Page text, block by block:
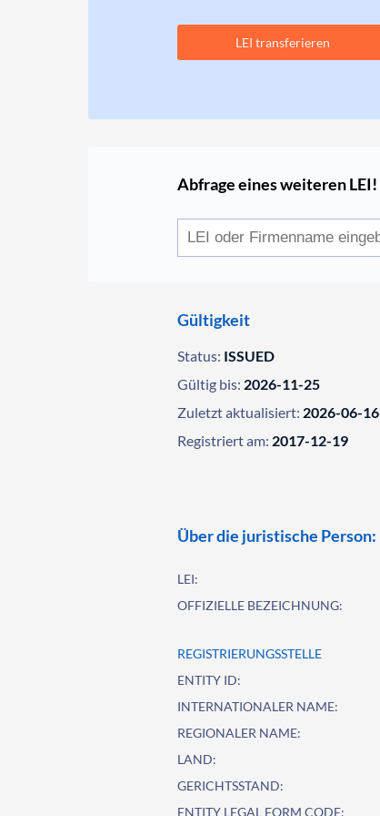
LEI transferieren
Abfrage eines weiteren LEI!
Gültigkeit
Status: ISSUED
Gültig bis: 2026-11-25
Zuletzt aktualisiert: 2026-06-16
Registriert am: 2017-12-19
Über die juristische Person:
LEI:
OFFIZIELLE BEZEICHNUNG:
REGISTRIERUNGSSTELLE
ENTITY ID:
INTERNATIONALER NAME:
REGIONALER NAME:
LAND:
GERICHTSSTAND:
ENTITY LEGAL FORM CODE: